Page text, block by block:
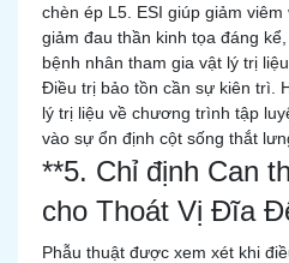
chèn ép L5. ESI giúp giảm
giảm đau thần kinh tọa đáng
bệnh nhân tham gia vật lý trị
Điều trị bảo tồn cần sự kiên trì.
lý trị liệu về chương trình tập
vào sự ổn định cột sống thắt
**5. Chỉ định Can
cho Thoát Vị Đĩa
Phẫu thuật được xem xét khi